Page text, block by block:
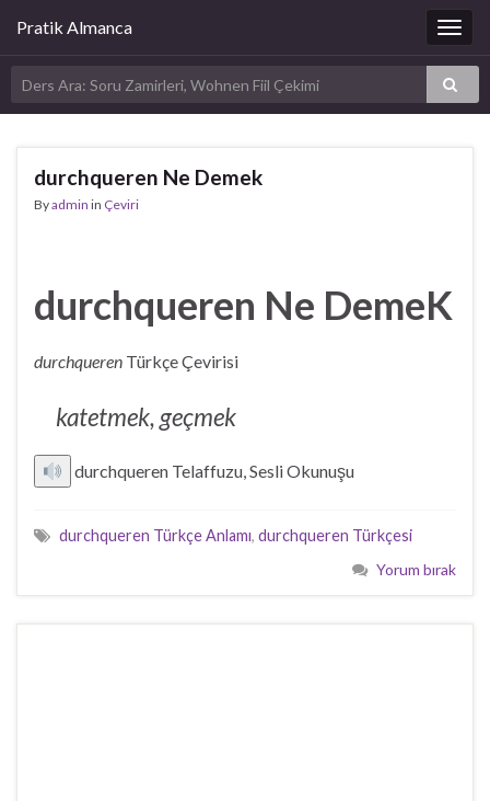
Pratik Almanca
durchqueren Ne Demek
Byadmin in Çeviri
durchqueren Ne DemeK
durchqueren Türkçe Çevirisi
katetmek, geçmek
durchqueren Telaffuzu, Sesli Okunuşu
durchqueren Türkçe Anlamı, durchqueren Türkçesi
Yorum bırak